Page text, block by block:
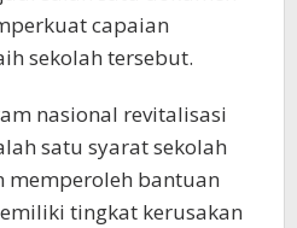
capaian
sekolah tersebut.
nasional revitalisasi
satu syarat sekolah
bantuan
tingkat kerusakan